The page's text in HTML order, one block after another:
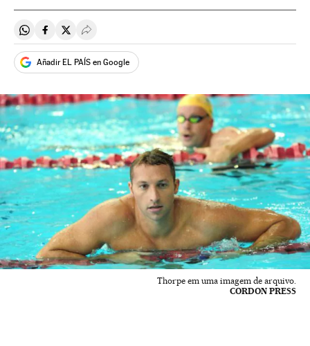
Compartir en Whatsapp
Compartir en Facebook
Compartir en Twitter
Desplegar Redes Sociales
Añadir EL PAÍS en Google
Thorpe em uma imagem de arquivo.
CORDON PRESS